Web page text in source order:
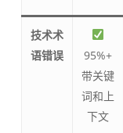
技术术
语错误
95%+
带关键
词和上
下文